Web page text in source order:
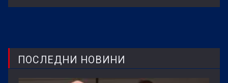
ПОСЛЕДНИ НОВИНИ